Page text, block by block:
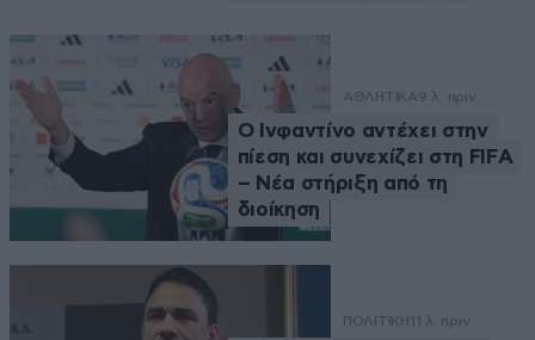
ΑΘΛΗΤΙΚΑ9 λ. πριν
Ο Ινφαντίνο αντέχει στην
πίεση και συνεχίζει στη FIFA
– Νέα στήριξη από τη
διοίκηση
ΠΟΛΙΤΙΚΗ 11 λ. πριν